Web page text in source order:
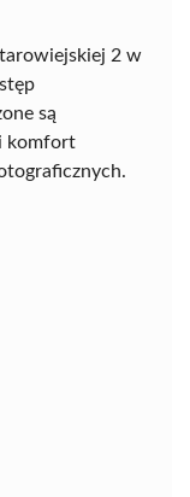
2 w
są
komfort